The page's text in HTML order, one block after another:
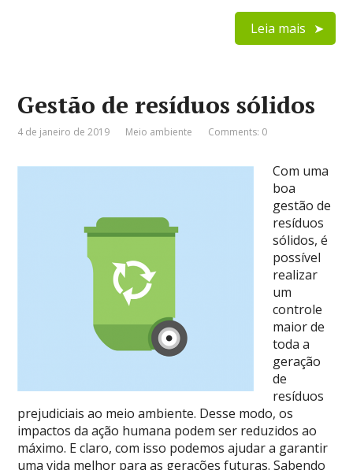
Leia mais
Gestão de resíduos sólidos
4 de janeiro de 2019 Meio ambiente Comments: 0
Com uma
boa
gestão de
resíduos
sólidos, é
possível
realizar
um
controle
maior de
toda a
geração
de
resíduos
prejudiciais ao meio ambiente. Desse modo, os
impactos da ação humana podem ser reduzidos ao
máximo. E claro, com isso podemos ajudar a garantir
uma vida melhor para as gerações futuras. Sabendo